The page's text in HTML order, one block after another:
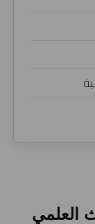
العلمي